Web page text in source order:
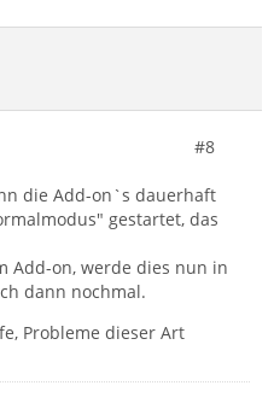
#8
die Add-on`s dauerhaft
gestartet, das
Add-on, werde dies nun in
dann nochmal.
Probleme dieser Art